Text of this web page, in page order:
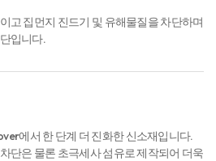
고 집먼지 진드기 및 유해물질을 차단하며
입니다.
에서 한 단계 더 진화한 신소재입니다.
단은 물론 초극세사 섬유로 제작되어 더욱